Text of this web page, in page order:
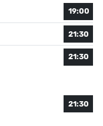
19:00
21:30
21:30
21:30